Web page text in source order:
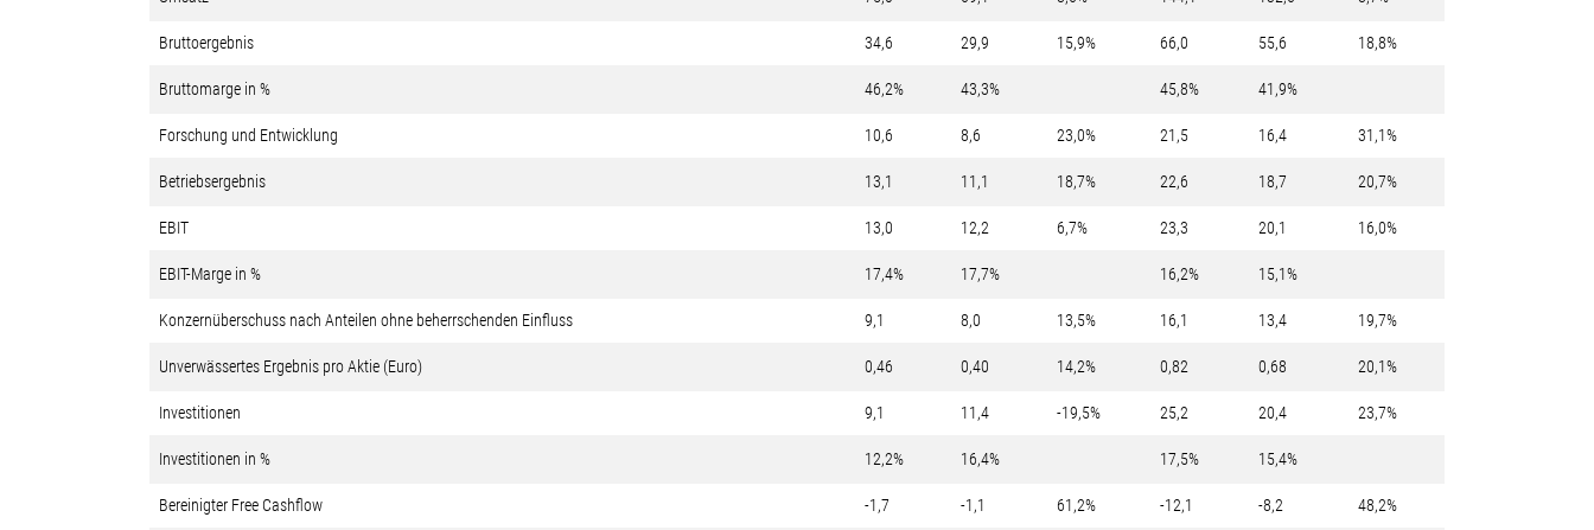
Bruttoergebnis 34,6 29,9 15,9% 66,0 55,6 18,8%
Bruttomarge in % 46,2% 43,3% 45,8% 41,9%
Forschung und Entwicklung 10,6 8,6 23,0% 21,5 16,4 31,1%
Betriebsergebnis 13,1 11,1 18,7% 22,6 18,7 20,7%
EBIT 13,0 12,2 6,7% 23,3 20,1 16,0%
EBIT-Marge in % 17,4% 17,7% 16,2% 15,1%
Konzernüberschuss nach Anteilen ohne beherrschenden Einfluss 9,1 8,0 13,5% 16,1 13,4 19,7%
Unverwässertes Ergebnis pro Aktie (Euro) 0,46 0,40 14,2% 0,82 0,68 20,1%
Investitionen 9,1 11,4 -19,5% 25,2 20,4 23,7%
Investitionen in % 12,2% 16,4% 17,5% 15,4%
Bereinigter Free Cashflow -1,7 -1,1 61,2% -12,1 -8,2 48,2%